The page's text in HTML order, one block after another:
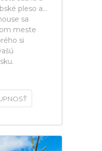
pleso a...
sa
meste
si